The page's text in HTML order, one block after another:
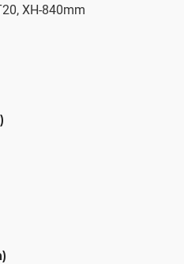
XH-840mm